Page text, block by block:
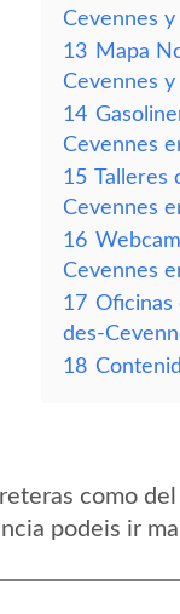
Cevennes
13 Mapa
Cevennes
14
Cevennes
15 Talleres
Cevennes
16
Cevennes
17 Oficinas
des-
18
como
podeis ir